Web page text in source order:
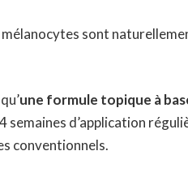
mélanocytes sont
une formule topique à
semaines d’application
conventionnels.